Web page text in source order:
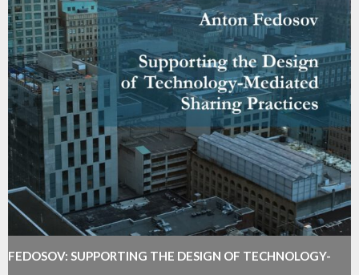
FEDOSOV: SUPPORTING THE DESIGN OF TECHNOLOGY-